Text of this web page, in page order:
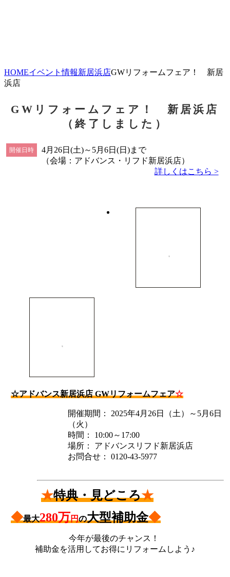
HOMEイベント情報新居浜店GWリフォームフェア！ 新居
浜店
GWリフォームフェア！ 新居浜店
（終了しました）
開催日時
4月26日(土)～5月6日(日)まで
（会場：アドバンス・リフド新居浜店）
詳しくはこちら >
☆アドバンス新居浜店 GWリフォームフェア☆
開催期間： 2025年4月26日（土）～5月6日
（火）
時間： 10:00～17:00
場所： アドバンスリフド新居浜店
お問合せ： 0120-43-5977
★特典・見どころ★
◆最大280万円の大型補助金◆
今年が最後のチャンス！
補助金を活用してお得にリフォームしよう♪